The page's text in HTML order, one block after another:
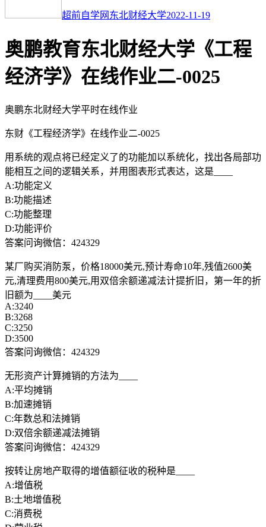
超前自学网 东北财经大学2022-11-19
奥鹏教育东北财经大学《工程
经济学》在线作业二-0025
奥鹏东北财经大学平时在线作业
东财《工程经济学》在线作业二-0025
用系统的观点将已经定义了的功能加以系统化，找出各局部功
能相互之间的逻辑关系，并用图表形式表达，这是____
A:功能定义
B:功能描述
C:功能整理
D:功能评价
答案问询微信：424329
某厂购买消防泵，价格18000美元,预计寿命10年,残值2600美
元,清理费用800美元,用双倍余额递减法计提折旧，第一年的折
旧额为____美元
A:3240
B:3268
C:3250
D:3500
答案问询微信：424329
无形资产计算摊销的方法为____
A:平均摊销
B:加速摊销
C:年数总和法摊销
D:双倍余额递减法摊销
答案问询微信：424329
按转让房地产取得的增值额征收的税种是____
A:增值税
B:土地增值税
C:消费税